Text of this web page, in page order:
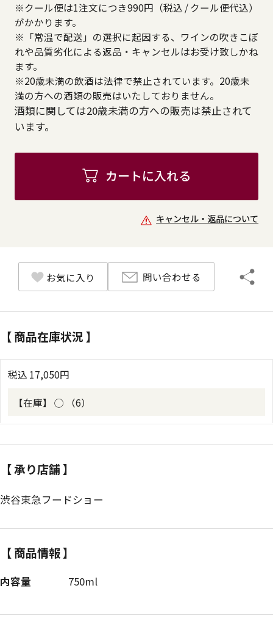
※クール便は1注文につき990円（税込 / クール便代込）
がかかります。
※「常温で配送」の選択に起因する、ワインの吹きこぼ
れや品質劣化による返品・キャンセルはお受け致しかね
ます。
※20歳未満の飲酒は法律で禁止されています。20歳未
満の方への酒類の販売はいたしておりません。
酒類に関しては20歳未満の方への販売は禁止されて
います。
カートに入れる
キャンセル・返品について
お気に入り 問い合わせる
【 商品在庫状況 】
税込 17,050円
【在庫】 ◯ （6）
【 承り店舗 】
渋谷東急フードショー
【 商品情報 】
内容量 750ml